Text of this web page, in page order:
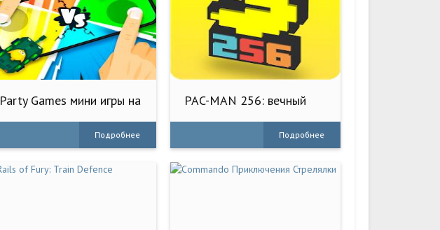
Party Games мини игры на
Подробнее
PAC-MAN 256: вечный
Подробнее